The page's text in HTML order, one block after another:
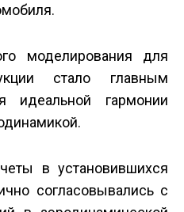
моделирования для
стало главным
идеальной гармонии
в установившихся
согласовывались с